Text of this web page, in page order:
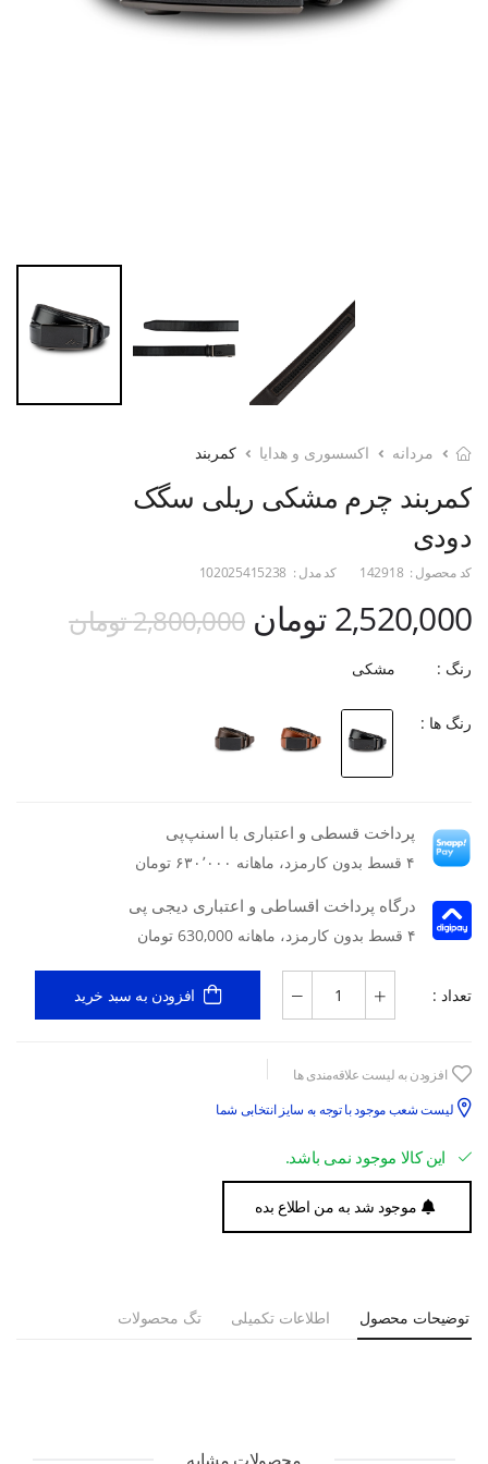
مردانه اکسسوری و هدایا کمربند
کمربند چرم مشکی ریلی سگک
دودی
کد محصول : 142918 کد مدل : 102025415238
2,520,000 تومان 2,800,000 تومان
رنگ : مشکی
رنگ ها :
پرداخت قسطی و اعتباری با اسنپ‌پی
۴ قسط بدون کارمزد، ماهانه ۶۳۰٬۰۰۰ تومان
درگاه پرداخت اقساطی و اعتباری دیجی پی
۴ قسط بدون کارمزد، ماهانه 630,000 تومان
تعداد : افزودن به سبد خرید
افزودن به لیست علاقه‌مندی ها
لیست شعب موجود با توجه به سایز انتخابی شما
این کالا موجود نمی باشد.
موجود شد به من اطلاع بده
توضیحات محصول اطلاعات تکمیلی تگ محصولات
محصولات مشابه